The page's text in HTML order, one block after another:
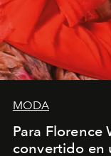
MODA
Para Florence
convertido en